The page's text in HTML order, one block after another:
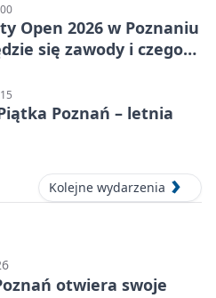
Open 2026 w Poznaniu
się zawody i czego
Poznań – letnia
Kolejne wydarzenia
otwiera swoje